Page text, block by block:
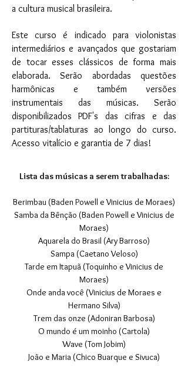
a cultura musical brasileira.
Este curso é indicado para violonistas
intermediários e avançados que gostariam
de tocar esses clássicos de forma mais
elaborada. Serão abordadas questões
harmônicas e também versões
instrumentais das músicas. Serão
disponibilizados PDF's das cifras e das
partituras/tablaturas ao longo do curso.
Acesso vitalício e garantia de 7 dias!
Lista das músicas a serem trabalhadas:
Berimbau (Baden Powell e Vinicius de Moraes)
Samba da Bênção (Baden Powell e Vinicius de
Moraes)
Aquarela do Brasil (Ary Barroso)
Sampa (Caetano Veloso)
Tarde em Itapuã (Toquinho e Vinicius de
Moraes)
Onde anda você (Vinicius de Moraes e
Hermano Silva)
Trem das onze (Adoniran Barbosa)
O mundo é um moinho (Cartola)
Wave (Tom Jobim)
João e Maria (Chico Buarque e Sivuca)